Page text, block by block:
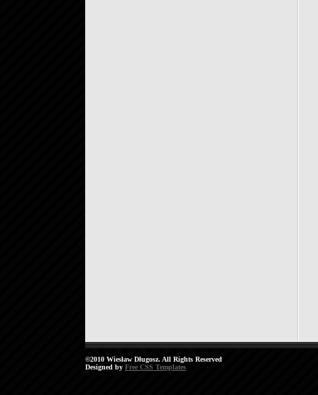
©2010 Wiesław Długosz. All Rights Reserved
Designed by Free CSS Templates